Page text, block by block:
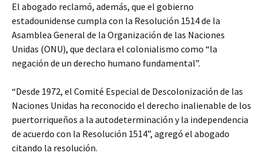
El abogado reclamó, además, que el gobierno
estadounidense cumpla con la Resolución 1514 de la
Asamblea General de la Organización de las Naciones
Unidas (ONU), que declara el colonialismo como “la
negación de un derecho humano fundamental”.
“Desde 1972, el Comité Especial de Descolonización de las
Naciones Unidas ha reconocido el derecho inalienable de los
puertorriqueños a la autodeterminación y la independencia
de acuerdo con la Resolución 1514”, agregó el abogado
citando la resolución.